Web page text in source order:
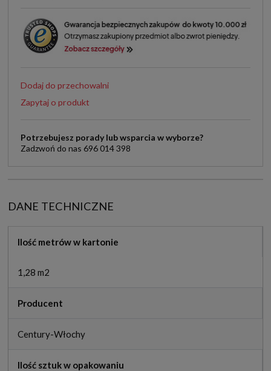
Dodaj do przechowalni
Zapytaj o produkt
Potrzebujesz porady lub wsparcia w wyborze?
Zadzwoń do nas 696 014 398
DANE TECHNICZNE
Ilość metrów w kartonie
1,28 m2
Producent
Century-Włochy
Ilość sztuk w opakowaniu